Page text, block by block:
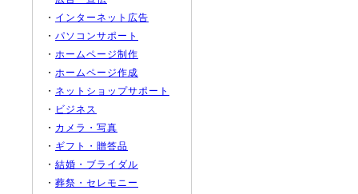
・ インターネット広告
・ パソコンサポート
・ ホームページ制作
・ ホームページ作成
・ ネットショップサポート
・ ビジネス
・ カメラ・写真
・ ギフト・贈答品
・ 結婚・ブライダル
・ 葬祭・セレモニー